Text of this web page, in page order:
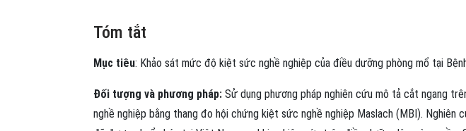
Tóm tắt
Mục tiêu: Khảo sát mức độ kiệt sức nghề nghiệp của điều dưỡng phòng mổ tại
Đối tượng và phương pháp: Sử dụng phương pháp nghiên cứu mô tả cắt ngang
nghề nghiệp bằng thang đo hội chứng kiệt sức nghề nghiệp Maslach (MBI). Nghiên